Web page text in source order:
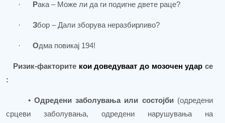
· Рака – Може ли да ги подигне двете раце?
· Збор – Дали зборува неразбирливо?
· Одма повикај 194!
Ризик-факторите кои доведуваат до мозочен удар се
:
• Одредени заболувања или состојби(одредени
срцеви заболувања, одредени нарушувања на